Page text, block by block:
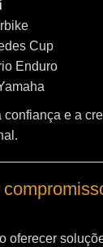
Cup
Enduro
confiança e a
oferecer